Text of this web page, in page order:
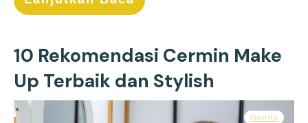
10 Rekomendasi Cermin Make
Up Terbaik dan Stylish
Wanita